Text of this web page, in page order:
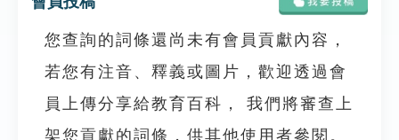
您查詢的詞條還尚未有會員貢獻內容，
若您有注音、釋義或圖片，歡迎透過會
員上傳分享給教育百科， 我們將審查上
架您貢獻的詞條，供其他使用者參閱。